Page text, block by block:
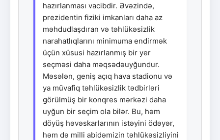
hazırlanması vacibdir. Əvəzində,
prezidentin fiziki imkanları daha az
məhdudlaşdıran və təhlükəsizlik
narahatlıqlarını minimuma endirmək
üçün xüsusi hazırlanmış bir yer
seçməsi daha məqsədəuyğundur.
Məsələn, geniş açıq hava stadionu və
ya müvafiq təhlükəsizlik tədbirləri
görülmüş bir konqres mərkəzi daha
uyğun bir seçim ola bilər. Bu, həm
döyüş həvəskarlarının istəyini ödəyər,
həm də milli abidəmizin təhlükəsizliyini